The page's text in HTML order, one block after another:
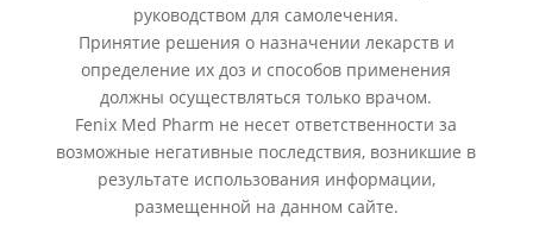
руководством для самолечения.
Принятие решения о назначении лекарств и
определение их доз и способов применения
должны осуществляться только врачом.
Fenix Med Pharm не несет ответственности за
возможные негативные последствия, возникшие в
результате использования информации,
размещенной на данном сайте.